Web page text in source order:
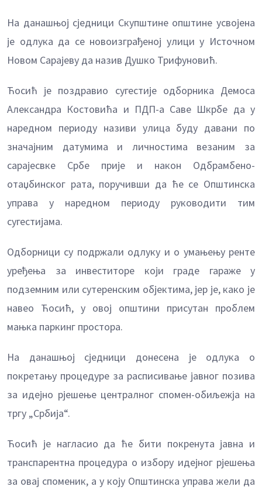
На данашњој сједници Скупштине општине усвојена
је одлука да се новоизграђеној улици у Источном
Новом Сарајеву да назив Душко Трифуновић.
Ћосић је поздравио сугестије одборника Демоса
Александра Костовића и ПДП-а Саве Шкрбе да у
наредном периоду називи улица буду давани по
значајним датумима и личностима везаним за
сарајесвке Србе прије и након Одбрамбено-
отаџбинског рата, поручивши да ће се Општинска
управа у наредном периоду руководити тим
сугестијама.
Одборници су подржали одлуку и о умањењу ренте
уређења за инвеститоре који граде гараже у
подземним или сутеренским објектима, јер је, како је
навео Ћосић, у овој општини присутан проблем
мањка паркинг простора.
На данашњој сједници донесена је одлука о
покретању процедуре за расписивање јавног позива
за идејно рјешење централног спомен-обиљежја на
тргу „Србија“.
Ћосић је нагласио да ће бити покренута јавна и
транспарентна процедура о избору идејног рјешења
за овај споменик, а у коју Општинска управа жели да